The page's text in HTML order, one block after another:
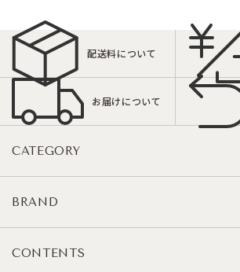
配送料について
お届けについて
CATEGORY
BRAND
CONTENTS